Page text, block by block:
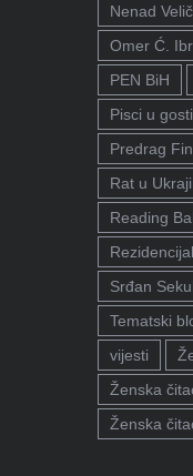
Nenad
Omer Ć.
PEN BiH
Pisci u
Predrag
Rat u
Reading
Srđan
Tematski
vijesti
Ženska
Ženska